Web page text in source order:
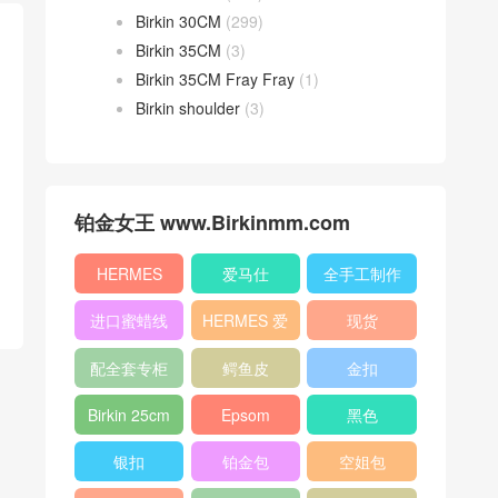
Birkin 30CM (299)
Birkin 35CM (3)
Birkin 35CM Fray Fray (1)
Birkin shoulder (3)
铂金女王 www.Birkinmm.com
HERMES 爱马仕 全手工制作
进口蜜蜡线
HERMES 爱
马仕
现货
配全套专柜
原版包装
鳄鱼皮 金扣
Birkin 25cm Epsom 黑色
银扣 铂金包 空姐包